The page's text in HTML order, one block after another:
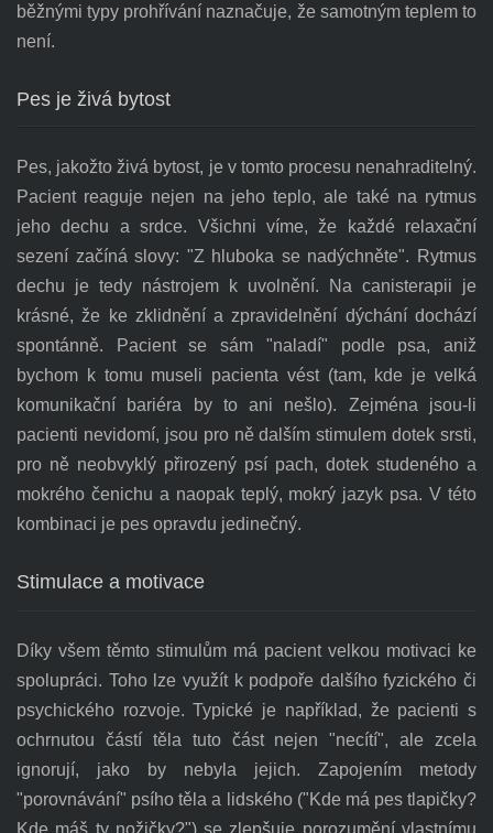
běžnými typy prohřívání naznačuje, že samotným teplem to
není.
Pes je živá bytost
Pes, jakožto živá bytost, je v tomto procesu nenahraditelný.
Pacient reaguje nejen na jeho teplo, ale také na rytmus
jeho dechu a srdce. Všichni víme, že každé relaxační
sezení začíná slovy: "Z hluboka se nadýchněte". Rytmus
dechu je tedy nástrojem k uvolnění. Na canisterapii je
krásné, že ke zklidnění a zpravidelnění dýchání dochází
spontánně. Pacient se sám "naladí" podle psa, aniž
bychom k tomu museli pacienta vést (tam, kde je velká
komunikační bariéra by to ani nešlo). Zejména jsou-li
pacienti nevidomí, jsou pro ně dalším stimulem dotek srsti,
pro ně neobvyklý přirozený psí pach, dotek studeného a
mokrého čenichu a naopak teplý, mokrý jazyk psa. V této
kombinaci je pes opravdu jedinečný.
Stimulace a motivace
Díky všem těmto stimulům má pacient velkou motivaci ke
spolupráci. Toho lze využít k podpoře dalšího fyzického či
psychického rozvoje. Typické je například, že pacienti s
ochrnutou částí těla tuto část nejen "necítí", ale zcela
ignorují, jako by nebyla jejich. Zapojením metody
"porovnávání" psího těla a lidského ("Kde má pes tlapičky?